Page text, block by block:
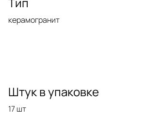
керамогранит
Штук в упаковке
17 шт